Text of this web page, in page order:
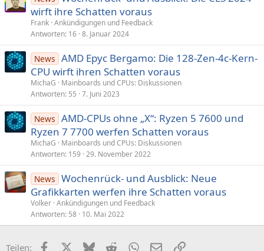
wirft ihre Schatten voraus
Frank Ankündigungen und Feedback
Antworten 16 8. Januar 2024
News AMD Epyc Bergamo: Die 128-Zen-4c-Kern-
CPU wirft ihren Schatten voraus
MichaG
Mainboards und CPUs: Diskussionen
Antworten 55 7. Juni 2023
News AMD-CPUs ohne „X“: Ryzen 5 7600 und
Ryzen 7 7700 werfen Schatten voraus
MichaG
Mainboards und CPUs: Diskussionen
Antworten 159 29. November 2022
News Wochenrück- und Ausblick: Neue
Grafikkarten werfen ihre Schatten voraus
Volker Ankündigungen und Feedback
Antworten 58 10. Mai 2022
Teilen: FacebookX (Twitter)
BlueskyRedditWhatsApp
E-MailLink